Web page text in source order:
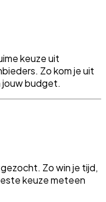
keuze uit
Zo kom je uit
jouw budget.
Zo win je tijd,
keuze meteen